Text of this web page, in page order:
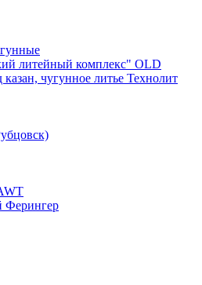
литейный комплекс" OLD
чугунное литье Технолит
Ферингер